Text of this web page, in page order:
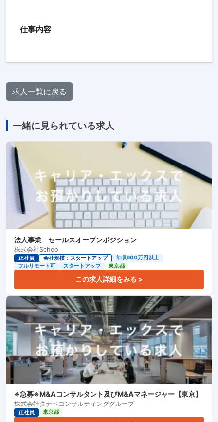
仕事内容
求人一覧に戻る
一緒に見られている求人
法人事業 セールスオープンポジション
株式会社Schoo
正社員 会社規模：スタートアップ
年収600万円以上
フルリモート可
スタートアップ 東京都
この求人詳細をみる >
※急募※M&Aコンサルタント及びM&Aマネージャー【東京】
株式会社タナベコンサルティンググループ
正社員 東京都